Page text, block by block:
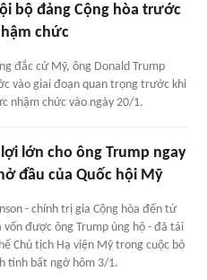
bộ đảng Cộng hòa trước
chức
đắc cử Mỹ, ông Donald Trump
vào giai đoạn quan trọng trước khi
nhậm chức vào ngày 20/1.
lớn cho ông Trump ngay
đầu của Quốc hội Mỹ
- chính trị gia Cộng hòa đến từ
vốn được ông Trump ủng hộ - đã tái
Chủ tịch Hạ viện Mỹ trong cuộc bỏ
tính bất ngờ hôm 3/1.